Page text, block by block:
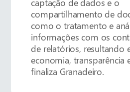
compartilhamento de
como o tratamento e
informações com os
de relatórios, resultando
economia, transparência
finaliza Granadeiro.